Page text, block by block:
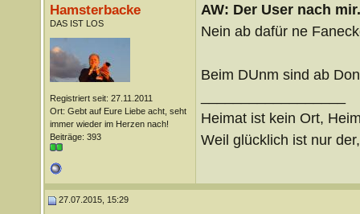
Hamsterbacke
DAS IST LOS
Registriert seit: 27.11.2011
Ort: Gebt auf Eure Liebe acht, seht
immer wieder im Herzen nach!
Beiträge: 393
AW: Der User nach
Nein ab dafür ne
Beim DUnm sind ab
Heimat ist kein Ort,
Weil glücklich ist nur
27.07.2015, 15:29